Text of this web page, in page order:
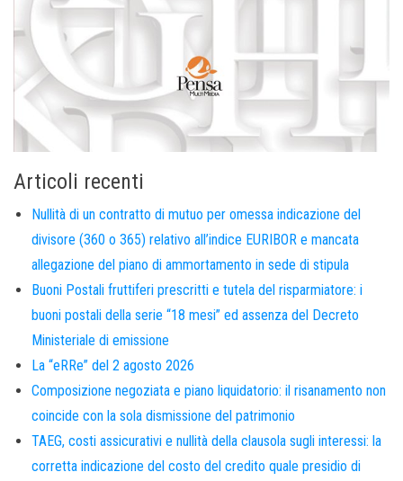
Articoli recenti
Nullità di un contratto di mutuo per omessa indicazione del
divisore (360 o 365) relativo all’indice EURIBOR e mancata
allegazione del piano di ammortamento in sede di stipula
Buoni Postali fruttiferi prescritti e tutela del risparmiatore: i
buoni postali della serie “18 mesi” ed assenza del Decreto
Ministeriale di emissione
La “eRRe” del 2 agosto 2026
Composizione negoziata e piano liquidatorio: il risanamento non
coincide con la sola dismissione del patrimonio
TAEG, costi assicurativi e nullità della clausola sugli interessi: la
corretta indicazione del costo del credito quale presidio di